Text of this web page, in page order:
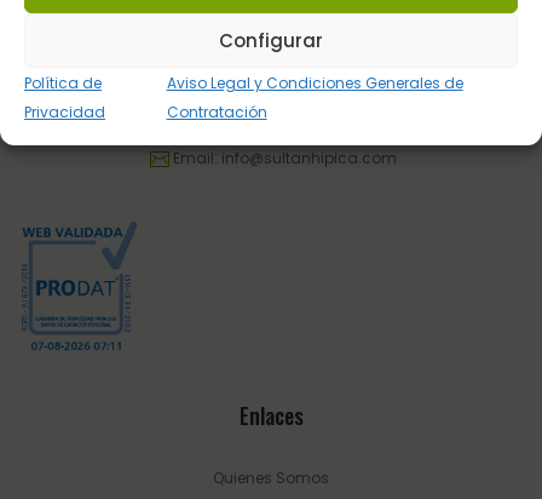
Configurar
Política de
Privacidad
Aviso Legal y Condiciones Generales de
Contratación
Dirección: C/ Guadalhorce 3 - Pol. Ind. La Trocha 29100 Coín -
Málaga (España.
Tel.:623 22 77 86
Email: info@sultanhipica.com
Enlaces
Quienes Somos